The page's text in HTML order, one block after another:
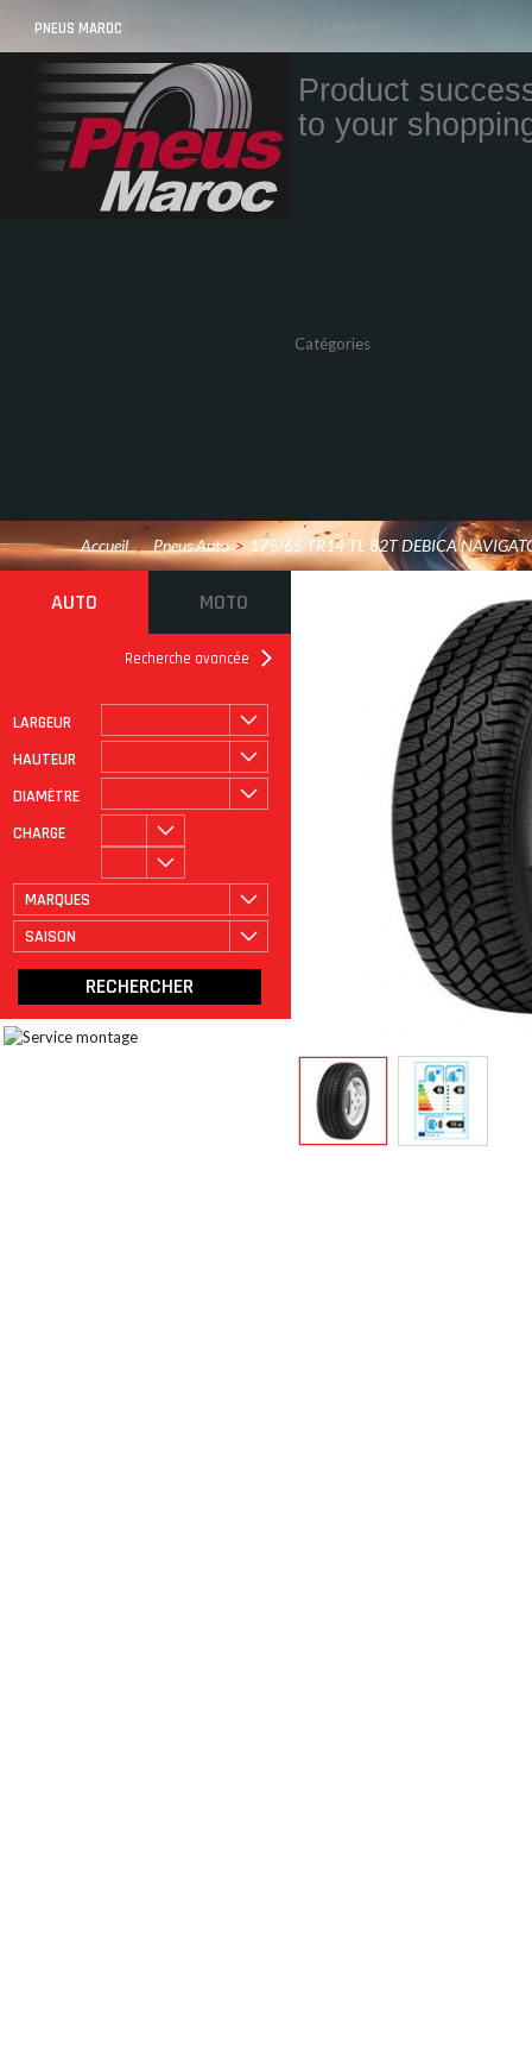
PNEUS MAROC VOS PNEUS AU MAROC LIVRÉS ET MONTÉS
Product
to your
Catégories
Accueil / Pneus Auto > 175/65 TR14 TL 82T DEBICA
AUTO MOTO
Recherche avancée
LARGEUR
HAUTEUR
DIAMÈTRE
CHARGE
MARQUES
SAISON
ROULAGE À PLAT